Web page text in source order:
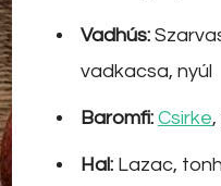
Vadhús:
vadkacsa, nyúl
Baromfi: Csirke
Hal: Lazac,